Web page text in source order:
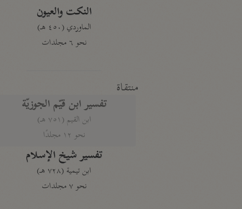
النكت والعيون
الماوردي (٤٥٠ هـ)
نحو ٦ مجلدات
منتقاة
تفسير ابن قيّم الجوزيّة
ابن القيم (٧٥١ هـ)
نحو ١٢ مجلدًا
تفسير شيخ الإسلام
ابن تيمية (٧٢٨ هـ)
نحو ٧ مجلدات